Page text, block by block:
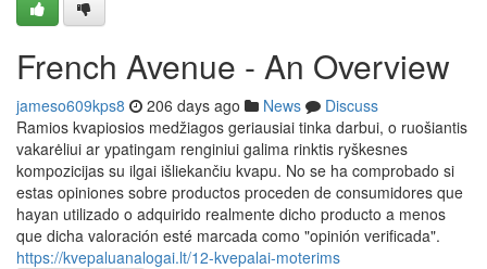
French Avenue - An Overview
jameso609kps8 206 days ago News
Discuss
Ramios kvapiosios medžiagos geriausiai tinka darbui, o ruošiantis
vakarėliui ar ypatingam renginiui galima rinktis ryškesnes
kompozicijas su ilgai išliekančiu kvapu. No se ha comprobado si
estas opiniones sobre productos proceden de consumidores que
hayan utilizado o adquirido realmente dicho producto a menos
que dicha valoración esté marcada como "opinión verificada".
https://kvepaluanalogai.lt/12-kvepalai-moterims